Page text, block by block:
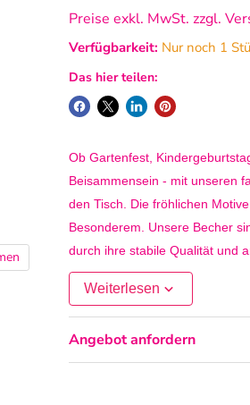
Preise exkl. MwSt. zzgl.
Verfügbarkeit: Nur noch 1
Das hier teilen:
Ob Gartenfest,
Beisammensein - mit unseren
den Tisch. Die fröhlichen
Besonderem. Unsere Becher
durch ihre stabile Qualität und
einfach praktisch und
Hergestellt aus robustem
geeignet. Die Becher sind
ohne auf Spaß und Stil
Weiterlesen
Angebot anfordern